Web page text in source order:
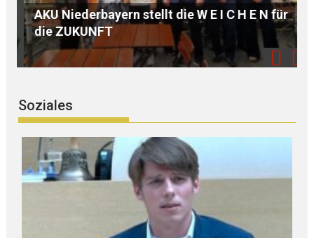
Niederbayern stellt die W E I C H E N für
ZUKUNFT
Sozial
Soziales